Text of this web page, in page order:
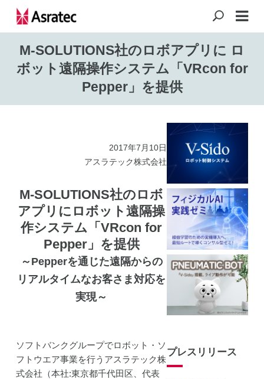
M-SOLUTIONS社のロボアプリに ロ
ボット遠隔操作システム「VRcon for
Pepper」を提供
2017年7月10日
アスラテック株式会社
M-SOLUTIONS社のロボ
アプリにロボット遠隔操
作システム「VRcon for
Pepper」を提供
～Pepperを通じた遠隔からの
リアルタイムなお客さま対応を
実現～
ソフトバンクグループでロボット・ソ
フトウエア事業を行うアスラテック株
式会社（本社:東京都千代田区、代表
プレスリリース